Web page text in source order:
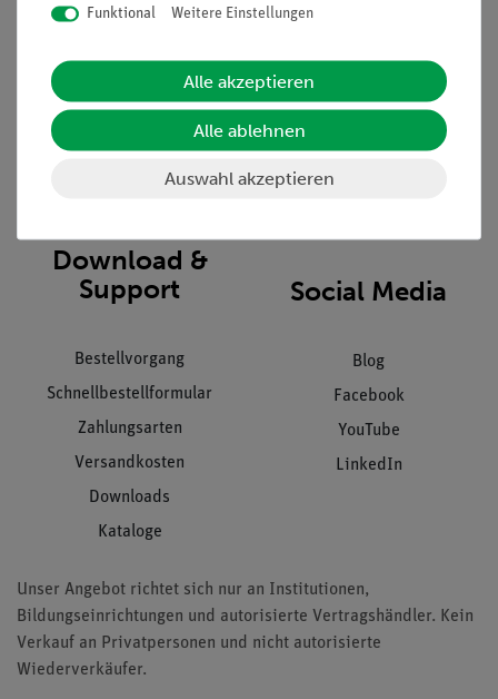
Stellenangebote
Kontakt
Hinweisgeberschutz
Einräumservice
Download &
Support
Bestellvorgang
Schnellbestellformular
Zahlungsarten
Versandkosten
Downloads
Kataloge
Social Media
Blog
Facebook
YouTube
LinkedIn
Unser Angebot richtet sich nur an Institutionen,
Bildungseinrichtungen und autorisierte Vertragshändler. Kein
Verkauf an Privatpersonen und nicht autorisierte
Wiederverkäufer.
Funktional Weitere Einstellungen
Alle akzeptieren
Alle ablehnen
Auswahl akzeptieren